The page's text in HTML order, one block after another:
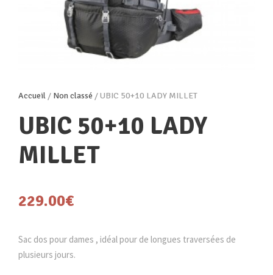
Accueil / Non classé / UBIC 50+10 LADY MILLET
UBIC 50+10 LADY
MILLET
229.00€
Sac dos pour dames , idéal pour de longues traversées de
plusieurs jours.